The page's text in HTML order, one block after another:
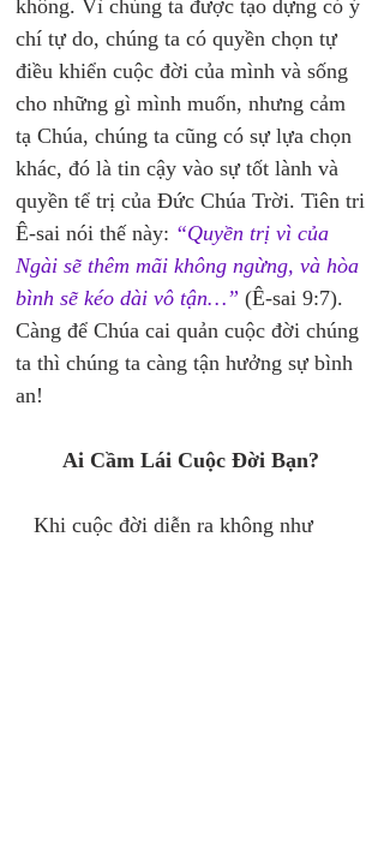
không. Vì chúng ta được tạo dựng có ý
chí tự do, chúng ta có quyền chọn tự
điều khiển cuộc đời của mình và sống
cho những gì mình muốn, nhưng cảm
tạ Chúa, chúng ta cũng có sự lựa chọn
khác, đó là tin cậy vào sự tốt lành và
quyền tể trị của Đức Chúa Trời. Tiên tri
Ê-sai nói thế này: “Quyền trị vì của
Ngài sẽ thêm mãi không ngừng, và hòa
bình sẽ kéo dài vô tận…” (Ê-sai 9:7).
Càng để Chúa cai quản cuộc đời chúng
ta thì chúng ta càng tận hưởng sự bình
an!
Ai Cầm Lái Cuộc Đời Bạn?
Khi cuộc đời diễn ra không như